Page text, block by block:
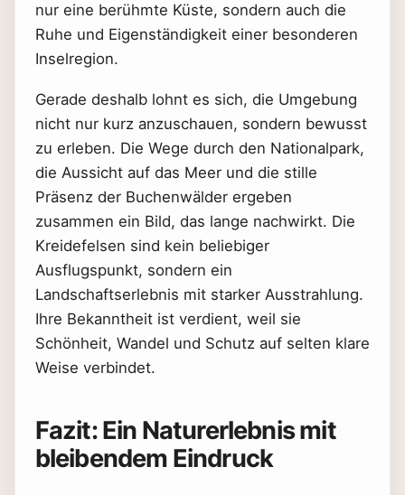
nur eine berühmte Küste, sondern auch die
Ruhe und Eigenständigkeit einer besonderen
Inselregion.
Gerade deshalb lohnt es sich, die Umgebung
nicht nur kurz anzuschauen, sondern bewusst
zu erleben. Die Wege durch den Nationalpark,
die Aussicht auf das Meer und die stille
Präsenz der Buchenwälder ergeben
zusammen ein Bild, das lange nachwirkt. Die
Kreidefelsen sind kein beliebiger
Ausflugspunkt, sondern ein
Landschaftserlebnis mit starker Ausstrahlung.
Ihre Bekanntheit ist verdient, weil sie
Schönheit, Wandel und Schutz auf selten klare
Weise verbindet.
Fazit: Ein Naturerlebnis mit
bleibendem Eindruck